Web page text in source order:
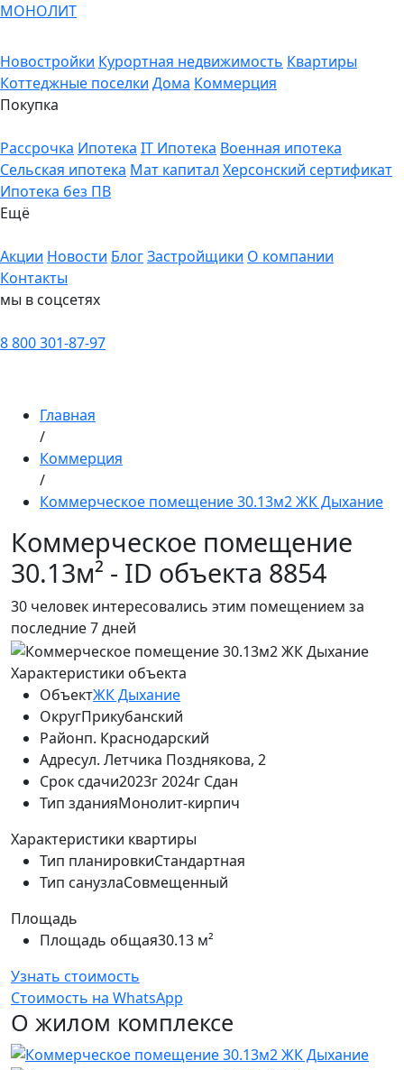
МОНОЛИТ
Новостройки Курортная недвижимость Квартиры
Коттеджные поселки Дома Коммерция
Покупка
Рассрочка Ипотека IT Ипотека Военная ипотека
Сельская ипотека Мат капитал Херсонский сертификат
Ипотека без ПВ
Ещё
Акции Новости БлогЗастройщики О компании
Контакты
мы в соцсетях
8 800 301-87-97
Главная
/
Коммерция
/
Коммерческое помещение 30.13м2 ЖК Дыхание
Коммерческое помещение
30.13м² - ID объекта 8854
30 человек интересовались этим помещением за
последние 7 дней
Характеристики объекта
ОбъектЖК Дыхание
ОкругПрикубанский
Районп. Краснодарский
Адресул. Летчика Позднякова, 2
Срок сдачи2023г 2024г Сдан
Тип зданияМонолит-кирпич
Характеристики квартиры
Тип планировкиСтандартная
Тип санузлаСовмещенный
Площадь
Площадь общая30.13 м²
Узнать стоимость
Стоимость на WhatsApp
О жилом комплексе